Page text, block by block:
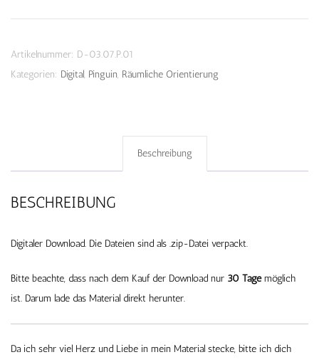
Download
Artikelnummer: D-03.07.P.01
Kategorien: Digital, Pinguin, Räumliche Orientierung
Beschreibung
BESCHREIBUNG
Digitaler Download. Die Dateien sind als .zip-Datei verpackt.
Bitte beachte, dass nach dem Kauf der Download nur 30 Tagemöglich
ist. Darum lade das Material direkt herunter.
Da ich sehr viel Herz und Liebe in mein Material stecke, bitte ich dich